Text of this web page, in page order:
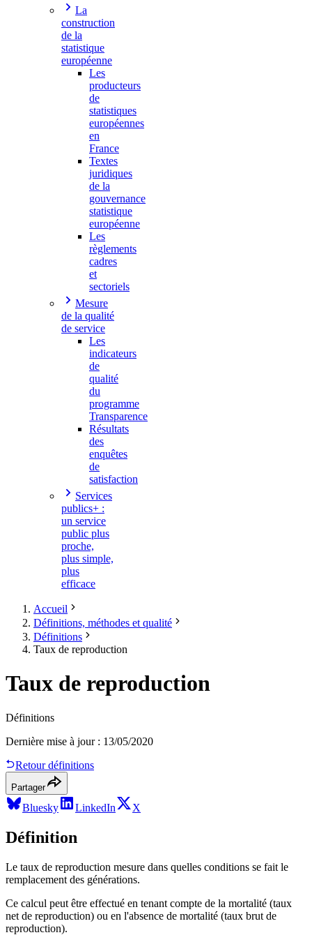
La
construction
de la
statistique
européenne
Les
producteurs
de
statistiques
européennes
en
France
Textes
juridiques
de la
gouvernance
statistique
européenne
Les
règlements
cadres
et
sectoriels
Mesure
de la qualité
de service
Les
indicateurs
de
qualité
du
programme
Transparence
Résultats
des
enquêtes
de
satisfaction
Services
publics+ :
un service
public plus
proche,
plus simple,
plus
efficace
Accueil
Définitions, méthodes et qualité
Définitions
Taux de reproduction
Taux de reproduction
Définitions
Dernière mise à jour: 13/05/2020
Retour définitions
Partager
Bluesky LinkedIn X
Définition
Le taux de reproduction mesure dans quelles conditions se fait le
remplacement des générations.
Ce calcul peut être effectué en tenant compte de la mortalité (taux
net de reproduction) ou en l'absence de mortalité (taux brut de
reproduction).